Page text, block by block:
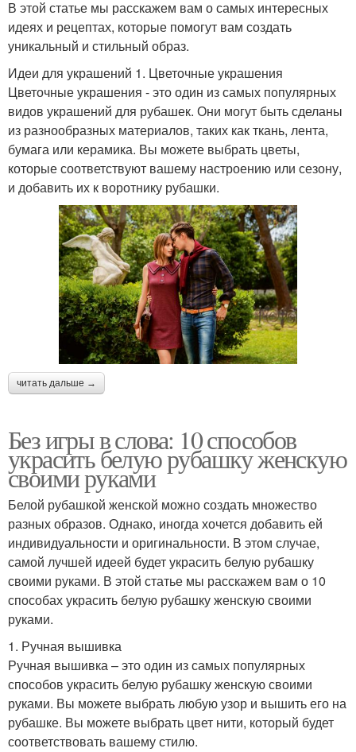
В этой статье мы расскажем вам о самых интересных
идеях и рецептах, которые помогут вам создать
уникальный и стильный образ.
Идеи для украшений 1. Цветочные украшения
Цветочные украшения - это один из самых популярных
видов украшений для рубашек. Они могут быть сделаны
из разнообразных материалов, таких как ткань, лента,
бумага или керамика. Вы можете выбрать цветы,
которые соответствуют вашему настроению или сезону,
и добавить их к воротнику рубашки.
читать дальше →
Без игры в слова: 10 способов
украсить белую рубашку женскую
своими руками
Белой рубашкой женской можно создать множество
разных образов. Однако, иногда хочется добавить ей
индивидуальности и оригинальности. В этом случае,
самой лучшей идеей будет украсить белую рубашку
своими руками. В этой статье мы расскажем вам о 10
способах украсить белую рубашку женскую своими
руками.
1. Ручная вышивка
Ручная вышивка – это один из самых популярных
способов украсить белую рубашку женскую своими
руками. Вы можете выбрать любую узор и вышить его на
рубашке. Вы можете выбрать цвет нити, который будет
соответствовать вашему стилю.